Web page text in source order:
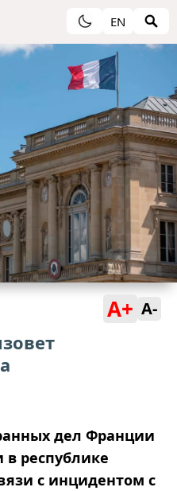
EN
A+ A-
дел Франции
в республике
с инцидентом с